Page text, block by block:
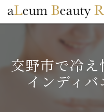
交野市で冷
インディバ